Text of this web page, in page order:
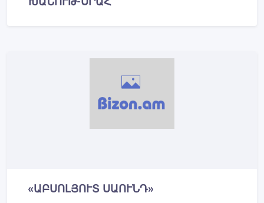
«ԱԲՍՈԼՅՈՒՏ ՍԱՈՒՆԴ»